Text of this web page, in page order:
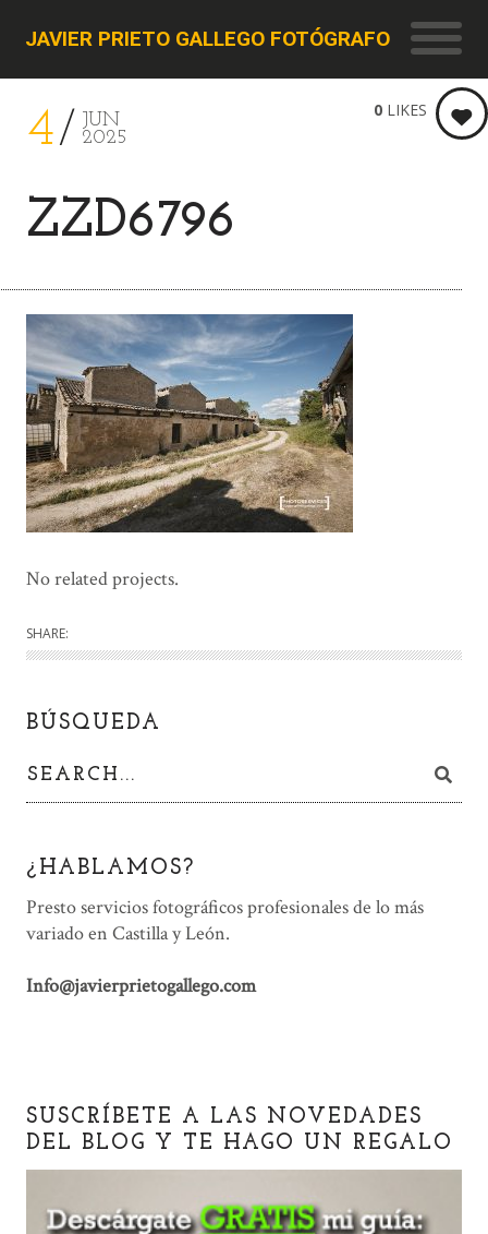
JAVIER PRIETO GALLEGO FOTÓGRAFO
4
JUN
2025
ZZD6796
0 LIKES
No related projects.
SHARE:
BÚSQUEDA
¿HABLAMOS?
Presto servicios fotográficos profesionales de lo más
variado en Castilla y León.
Info@javierprietogallego.com
SUSCRÍBETE A LAS NOVEDADES
DEL BLOG Y TE HAGO UN REGALO